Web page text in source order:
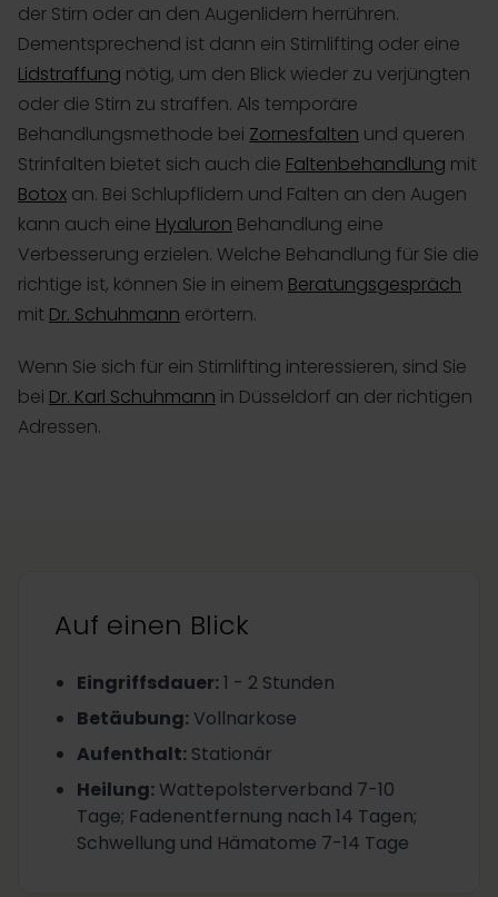
der Stirn oder an den Augenlidern herrühren.
Dementsprechend ist dann ein Stirnlifting oder eine
Lidstraffung nötig, um den Blick wieder zu verjüngten
oder die Stirn zu straffen. Als temporäre
Behandlungsmethode bei Zornesfalten und queren
Strinfalten bietet sich auch die Faltenbehandlung mit
Botox an. Bei Schlupflidern und Falten an den Augen
kann auch eine Hyaluron Behandlung eine
Verbesserung erzielen. Welche Behandlung für Sie die
richtige ist, können Sie in einem Beratungsgespräch
mit Dr. Schuhmann erörtern.
Wenn Sie sich für ein Stirnlifting interessieren, sind Sie
bei Dr. Karl Schuhmann in Düsseldorf an der richtigen
Adressen.
Auf einen Blick
Eingriffsdauer:1 - 2 Stunden
Betäubung: Vollnarkose
Aufenthalt: Stationär
Heilung:Wattepolsterverband 7-10
Tage; Fadenentfernung nach 14 Tagen;
Schwellung und Hämatome 7-14 Tage